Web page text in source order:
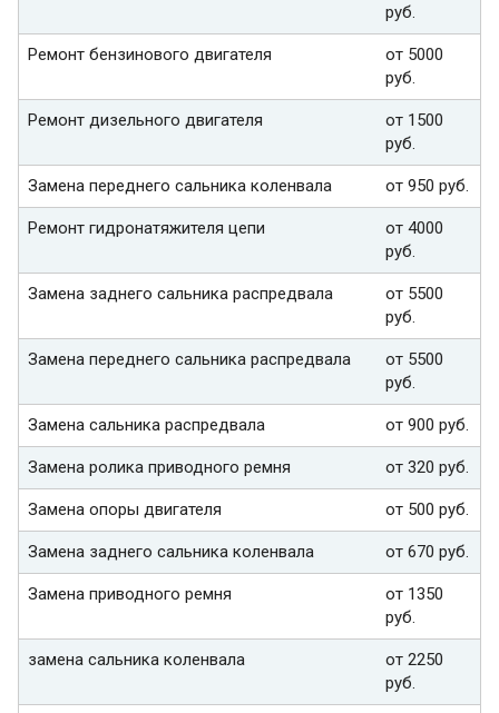
руб.
Ремонт бензинового двигателя
от 5000
руб.
Ремонт дизельного двигателя
от 1500
руб.
Замена переднего сальника коленвала от 950 руб.
Ремонт гидронатяжителя цепи
от 4000
руб.
Замена заднего сальника распредвала
от 5500
руб.
Замена переднего сальника распредвала
от 5500
руб.
Замена сальника распредвала от 900 руб.
Замена ролика приводного ремня от 320 руб.
Замена опоры двигателя от 500 руб.
Замена заднего сальника коленвала от 670 руб.
Замена приводного ремня
от 1350
руб.
замена сальника коленвала
от 2250
руб.